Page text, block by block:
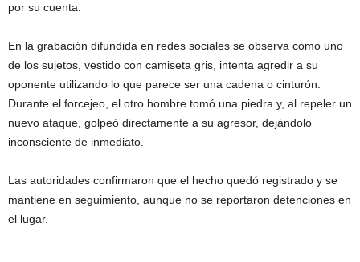
por su cuenta.
En la grabación difundida en redes sociales se observa cómo uno
de los sujetos, vestido con camiseta gris, intenta agredir a su
oponente utilizando lo que parece ser una cadena o cinturón.
Durante el forcejeo, el otro hombre tomó una piedra y, al repeler un
nuevo ataque, golpeó directamente a su agresor, dejándolo
inconsciente de inmediato.
Las autoridades confirmaron que el hecho quedó registrado y se
mantiene en seguimiento, aunque no se reportaron detenciones en
el lugar.